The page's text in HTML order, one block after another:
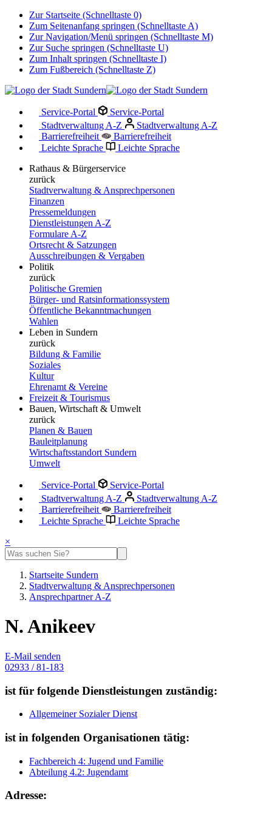
Zur Startseite (Schnelltaste 0)
Zum Seitenanfang springen (Schnelltaste A)
Zur Navigation/Menü springen (Schnelltaste M)
Zur Suche springen (Schnelltaste U)
Zum Inhalt springen (Schnelltaste I)
Zum Fußbereich (Schnelltaste Z)
Service-Portal
Service-Portal
Stadtverwaltung A-Z
Stadtverwaltung A-Z
Barrierefreiheit
Barrierefreiheit
Leichte Sprache
Leichte Sprache
Rathaus & Bürgerservice
zurück
Stadtverwaltung & Ansprechpersonen
Finanzen
Pressemeldungen
Dienstleistungen A-Z
Formulare A-Z
Ortsrecht & Satzungen
Ausschreibungen & Vergaben
Politik
zurück
Politische Gremien
Bürger- und Ratsinformationssystem
Öffentliche Bekanntmachungen
Wahlen
Leben in Sundern
zurück
Bildung & Familie
Soziales
Kultur
Ehrenamt & Vereine
Freizeit & Tourismus
Bauen, Wirtschaft & Umwelt
zurück
Planen & Bauen
Bauleitplanung
Wirtschaftsstandort Sundern
Umwelt
Service-Portal
Service-Portal
Stadtverwaltung A-Z
Stadtverwaltung A-Z
Barrierefreiheit
Barrierefreiheit
Leichte Sprache
Leichte Sprache
×
Startseite Sundern
Stadtverwaltung & Ansprechpersonen
Ansprechpartner A-Z
N. Anikeev
E-Mail senden
02933 / 81-183
ist für folgende Dienstleistungen zuständig:
Allgemeiner Sozialer Dienst
ist in folgenden Organisationen tätig:
Fachbereich 4: Jugend und Familie
Abteilung 4.2: Jugendamt
Adresse: